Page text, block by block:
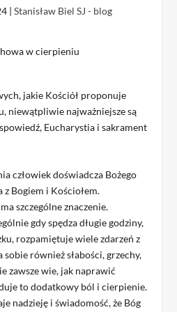
| Stanisław Biel SJ - blog
jakie Kościół proponuje
niewątpliwie najważniejsze są
Eucharystia i sakrament
człowiek doświadcza Bożego
Bogiem i Kościołem.
szczególne znaczenie.
gdy spędza długie godziny,
rozpamiętuje wiele zdarzeń z
sobie również słabości, grzechy,
zawsze wie, jak naprawić
to dodatkowy ból i cierpienie.
nadzieję i świadomość, że Bóg